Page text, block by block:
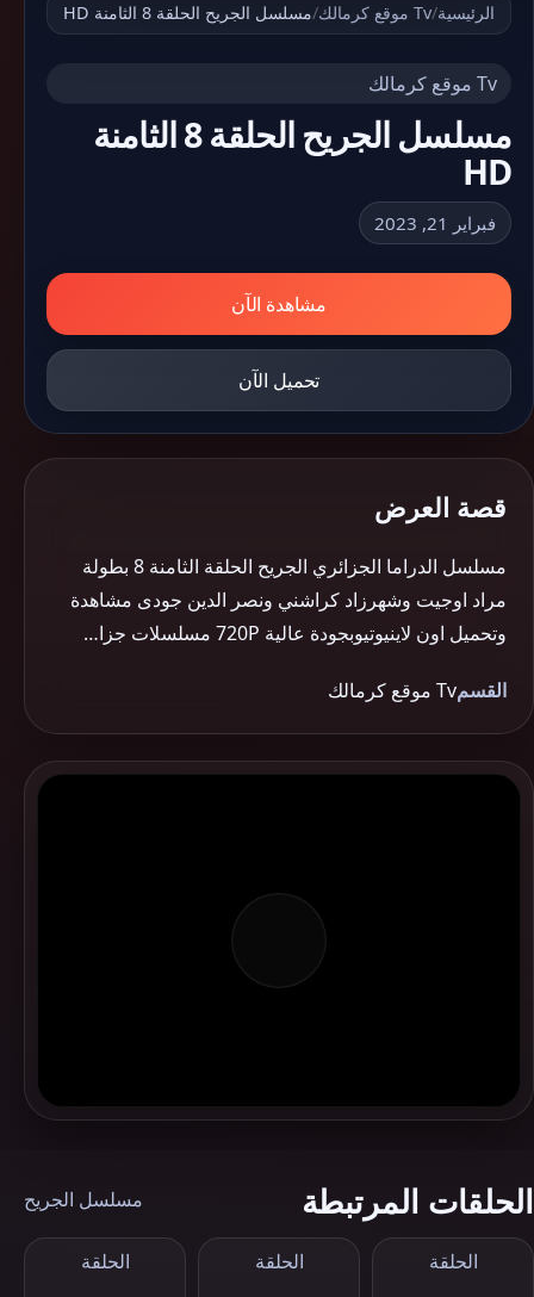
الرئيسية/Tv موقع كرمالك /مسلسل الجريح الحلقة 8 الثامنة HD
Tv موقع كرمالك
مسلسل الجريح الحلقة 8 الثامنة
HD
فبراير 21, 2023
مشاهدة الآن
تحميل الآن
قصة العرض
مسلسل الدراما الجزائري الجريح الحلقة الثامنة 8 بطولة
مراد اوجيت وشهرزاد كراشني ونصر الدين جودى مشاهدة
وتحميل اون لاينيوتيوبجودة عالية 720P مسلسلات جزا…
القسمTv موقع كرمالك
الحلقات المرتبطة مسلسل الجريح
الحلقة
الحلقة
الحلقة